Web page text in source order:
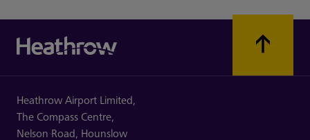
Heathrow Airport Limited,
The Compass Centre,
Nelson Road, Hounslow